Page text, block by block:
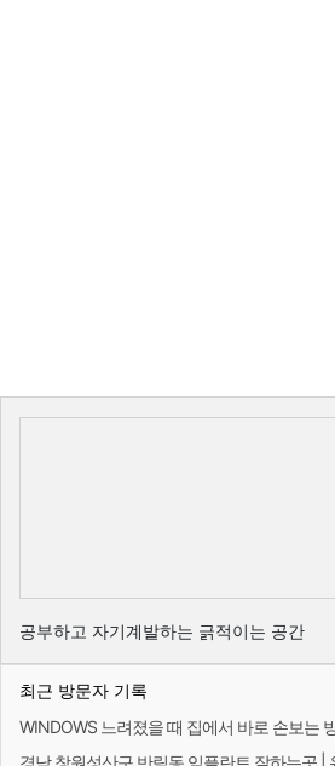
공부하고 자기계발하는 긁적이는 공간
최근 방문자 기록
WINDOWS 느려졌을 때 집에서 바로 손보는